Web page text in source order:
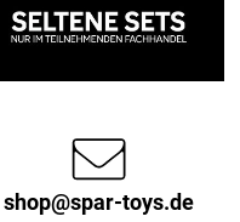
shop@spar-toys.de